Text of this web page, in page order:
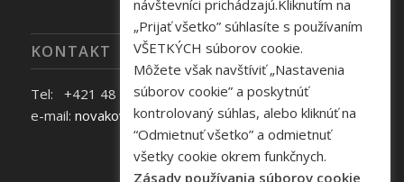
KONTAKT
Tel: +421 48 645 40 35
e-mail: novakova@zelpo.sk
návštevníci prichádzajú.Kliknutím na
„Prijať všetko” súhlasíte s používaním
VŠETKÝCH súborov cookie.
Môžete však navštíviť „Nastavenia
súborov cookie” a poskytnúť
kontrolovaný súhlas, alebo kliknúť na
“Odmietnuť všetko” a odmietnuť
všetky cookie okrem funkčnych.
Zásady používania súborov cookie